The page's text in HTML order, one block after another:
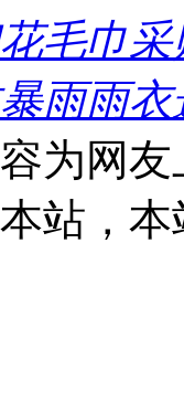
毛巾
雨雨
为网
站，